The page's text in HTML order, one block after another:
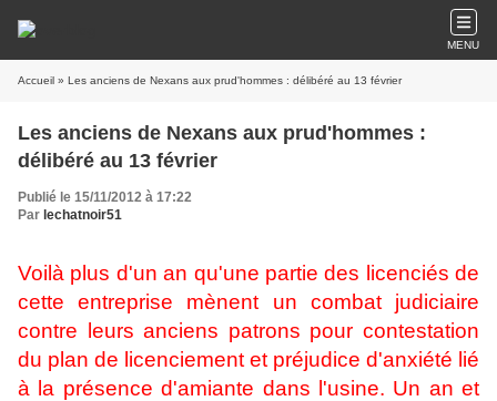
MENU
Accueil » Les anciens de Nexans aux prud'hommes : délibéré au 13 février
Les anciens de Nexans aux prud'hommes :
délibéré au 13 février
Publié le 15/11/2012 à 17:22
Par lechatnoir51
Voilà plus d'un an qu'une partie des licenciés de
cette entreprise mènent un combat judiciaire
contre leurs anciens patrons pour contestation
du plan de licenciement et préjudice d'anxiété lié
à la présence d'amiante dans l'usine. Un an et